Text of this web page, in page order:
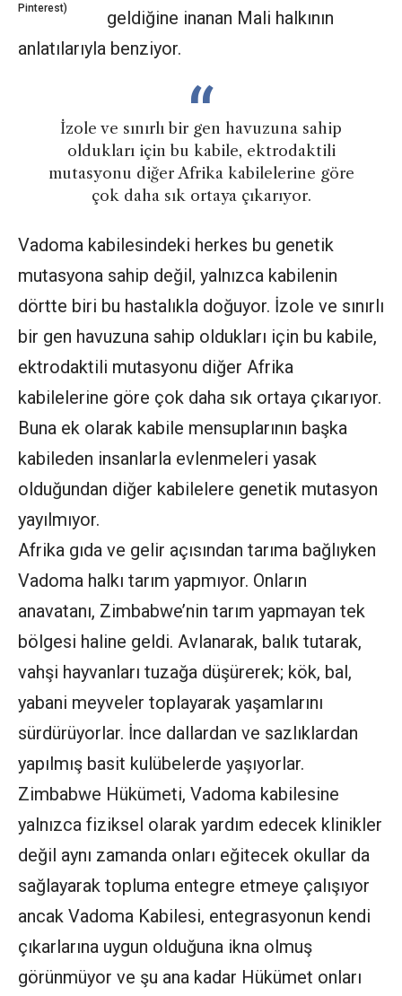
Pinterest)
geldiğine inanan Mali halkının
anlatılarıyla benziyor.
İzole ve sınırlı bir gen havuzuna sahip
oldukları için bu kabile, ektrodaktili
mutasyonu diğer Afrika kabilelerine göre
çok daha sık ortaya çıkarıyor.
Vadoma kabilesindeki herkes bu genetik
mutasyona sahip değil, yalnızca kabilenin
dörtte biri bu hastalıkla doğuyor. İzole ve sınırlı
bir gen havuzuna sahip oldukları için bu kabile,
ektrodaktili mutasyonu diğer Afrika
kabilelerine göre çok daha sık ortaya çıkarıyor.
Buna ek olarak kabile mensuplarının başka
kabileden insanlarla evlenmeleri yasak
olduğundan diğer kabilelere genetik mutasyon
yayılmıyor.
Afrika gıda ve gelir açısından tarıma bağlıyken
Vadoma halkı tarım yapmıyor. Onların
anavatanı, Zimbabwe’nin tarım yapmayan tek
bölgesi haline geldi. Avlanarak, balık tutarak,
vahşi hayvanları tuzağa düşürerek; kök, bal,
yabani meyveler toplayarak yaşamlarını
sürdürüyorlar. İnce dallardan ve sazlıklardan
yapılmış basit kulübelerde yaşıyorlar.
Zimbabwe Hükümeti, Vadoma kabilesine
yalnızca fiziksel olarak yardım edecek klinikler
değil aynı zamanda onları eğitecek okullar da
sağlayarak topluma entegre etmeye çalışıyor
ancak Vadoma Kabilesi, entegrasyonun kendi
çıkarlarına uygun olduğuna ikna olmuş
görünmüyor ve şu ana kadar Hükümet onları